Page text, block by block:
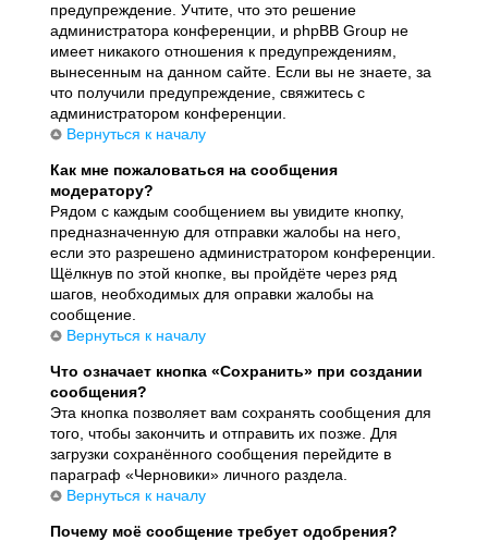
предупреждение. Учтите, что это решение
администратора конференции, и phpBB Group не
имеет никакого отношения к предупреждениям,
вынесенным на данном сайте. Если вы не знаете, за
что получили предупреждение, свяжитесь с
администратором конференции.
Вернуться к началу
Как мне пожаловаться на сообщения
модератору?
Рядом с каждым сообщением вы увидите кнопку,
предназначенную для отправки жалобы на него,
если это разрешено администратором конференции.
Щёлкнув по этой кнопке, вы пройдёте через ряд
шагов, необходимых для оправки жалобы на
сообщение.
Вернуться к началу
Что означает кнопка «Сохранить» при создании
сообщения?
Эта кнопка позволяет вам сохранять сообщения для
того, чтобы закончить и отправить их позже. Для
загрузки сохранённого сообщения перейдите в
параграф «Черновики» личного раздела.
Вернуться к началу
Почему моё сообщение требует одобрения?